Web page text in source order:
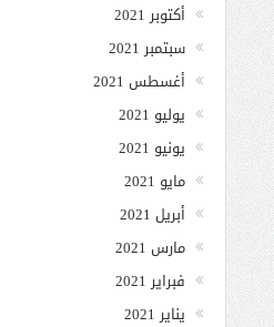
أكتوبر 2021
سبتمبر 2021
أغسطس 2021
يوليو 2021
يونيو 2021
مايو 2021
أبريل 2021
مارس 2021
فبراير 2021
يناير 2021